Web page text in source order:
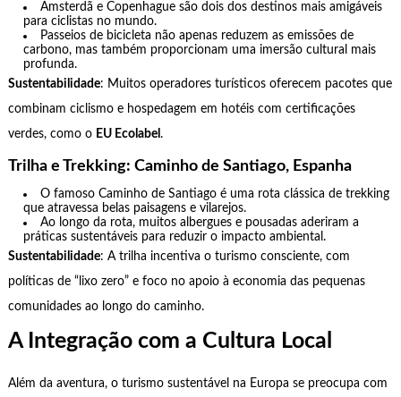
Amsterdã e Copenhague são dois dos destinos mais amigáveis
para ciclistas no mundo.
Passeios de bicicleta não apenas reduzem as emissões de
carbono, mas também proporcionam uma imersão cultural mais
profunda.
Sustentabilidade: Muitos operadores turísticos oferecem pacotes que
combinam ciclismo e hospedagem em hotéis com certificações
verdes, como o EU Ecolabel .
Trilha e Trekking: Caminho de Santiago, Espanha
O famoso Caminho de Santiago é uma rota clássica de trekking
que atravessa belas paisagens e vilarejos.
Ao longo da rota, muitos albergues e pousadas aderiram a
práticas sustentáveis para reduzir o impacto ambiental.
Sustentabilidade: A trilha incentiva o turismo consciente, com
políticas de “lixo zero” e foco no apoio à economia das pequenas
comunidades ao longo do caminho.
A Integração com a Cultura Local
Além da aventura, o turismo sustentável na Europa se preocupa com